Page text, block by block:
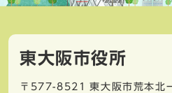
東大阪市役所
〒577-8521 東大阪市荒本北